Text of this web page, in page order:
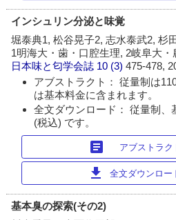
インシュリン分泌と味覚
堀泰典1, 松谷晃子2, 志水泰武2, 杉
1明海大・歯・口腔生理, 2岐阜大
日本味と匂学会誌 10 (3)475-478,
アブストラクト： 従量制は
は基本料金に含まれます。
全文ダウンロード： 従量制、
(税込) です。
article アブストラク
download 全文ダウンロー
基本臭の探索(その2)